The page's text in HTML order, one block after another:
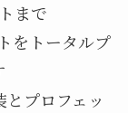
まで
をトータルプ
プロフェッ